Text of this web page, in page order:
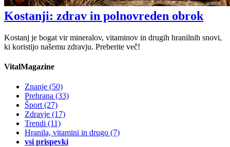
Kostanji: zdrav in polnovreden obrok
Kostanj je bogat vir mineralov, vitaminov in drugih hranilnih snovi,
ki koristijo našemu zdravju. Preberite več!
VitalMagazine
Znanje (50)
Prehrana (33)
Šport (27)
Zdravje (17)
Trendi (11)
Hranila, vitamini in drugo (7)
vsi prispevki